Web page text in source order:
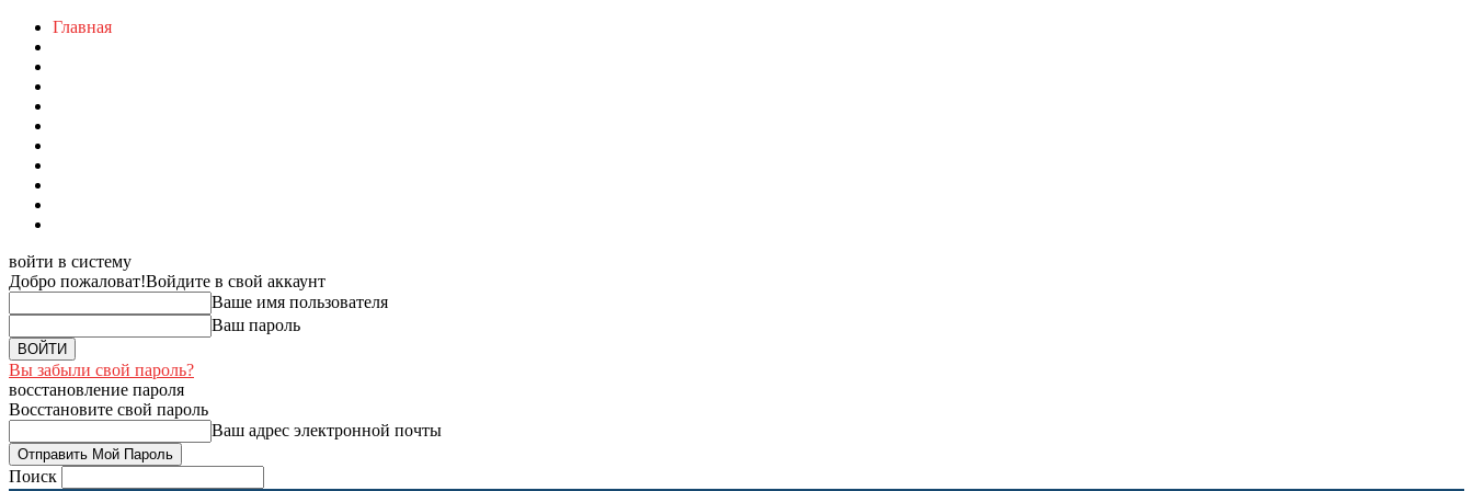
Главная
войти в систему
Добро пожаловат!Войдите в свой аккаунт
Ваше имя пользователя
Ваш пароль
Вы забыли свой пароль?
восстановление пароля
Восстановите свой пароль
Ваш адрес электронной почты
Поиск